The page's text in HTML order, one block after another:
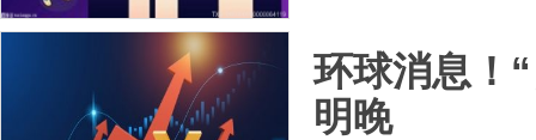
环球消息！
明晚